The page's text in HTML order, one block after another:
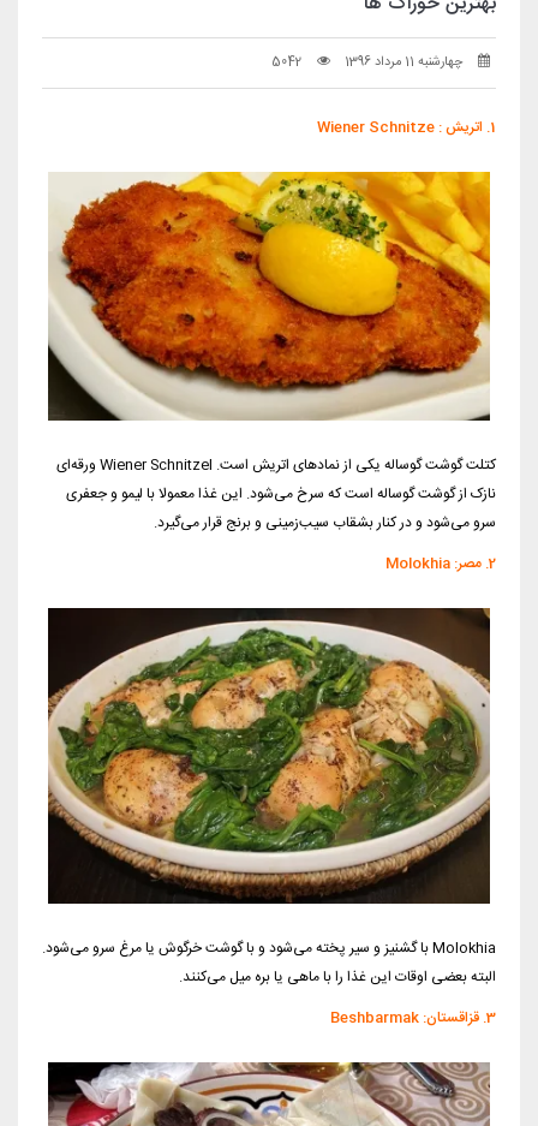
چهارشنبه 11 مرداد 1396 5042
1. اتریش : Wiener Schnitze
کتلت گوشت گوساله یکی از نمادهای اتریش است. Wiener Schnitzel ورقه‌ای
نازک از گوشت گوساله است که سرخ می‌شود. این غذا معمولا با لیمو و جعفری
سرو می‌شود و در کنار بشقاب سیب‌زمینی و برنج قرار می‌گیرد.
2. مصر: Molokhia
Molokhia با گشنیز و سیر پخته می‌شود و با گوشت خرگوش یا مرغ سرو می‌شود.
البته بعضی اوقات این غذا را با ماهی یا بره میل می‌کنند.
3. قزاقستان: Beshbarmak